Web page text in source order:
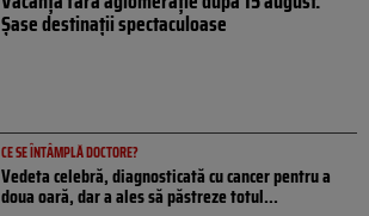
Șase destinații spectaculoase
CE SE ÎNTÂMPLĂ DOCTORE?
Vedeta celebră, diagnosticată cu cancer pentru a
doua oară, dar a ales să păstreze totul...